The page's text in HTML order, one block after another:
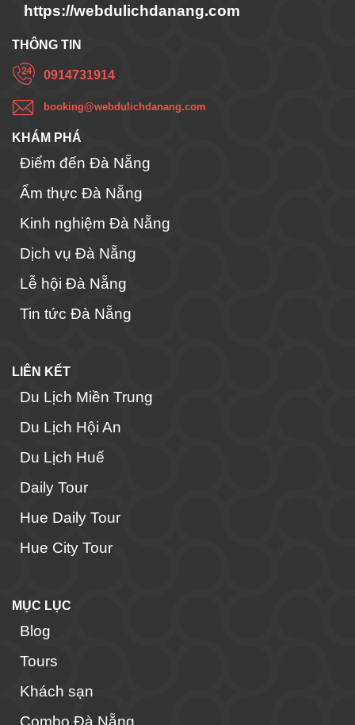
https://webdulichdanang.com
THÔNG TIN
0914731914
booking@webdulichdanang.com
KHÁM PHÁ
Điểm đến Đà Nẵng
Ẩm thực Đà Nẵng
Kinh nghiệm Đà Nẵng
Dịch vụ Đà Nẵng
Lễ hội Đà Nẵng
Tin tức Đà Nẵng
LIÊN KẾT
Du Lịch Miền Trung
Du Lịch Hội An
Du Lịch Huế
Daily Tour
Hue Daily Tour
Hue City Tour
MỤC LỤC
Blog
Tours
Khách sạn
Combo Đà Nẵng